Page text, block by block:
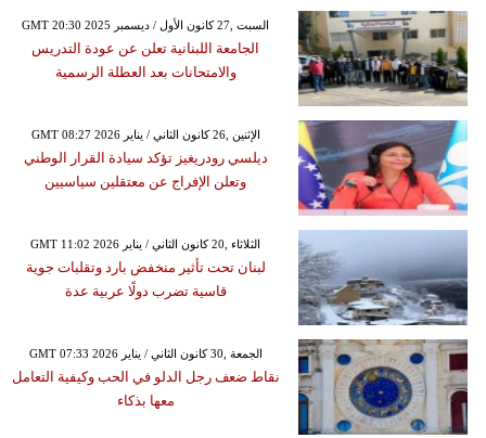
GMT 20:30 2025 السبت ,27 كانون الأول / ديسمبر
الجامعة اللبنانية تعلن عن عودة التدريس
والامتحانات بعد العطلة الرسمية
GMT 08:27 2026 الإثنين ,26 كانون الثاني / يناير
ديلسي رودريغيز تؤكد سيادة القرار الوطني
وتعلن الإفراج عن معتقلين سياسيين
GMT 11:02 2026 الثلاثاء ,20 كانون الثاني / يناير
لبنان تحت تأثير منخفض بارد وتقلبات جوية
قاسية تضرب دولًا عربية عدة
GMT 07:33 2026 الجمعة ,30 كانون الثاني / يناير
نقاط ضعف رجل الدلو في الحب وكيفية التعامل
معها بذكاء